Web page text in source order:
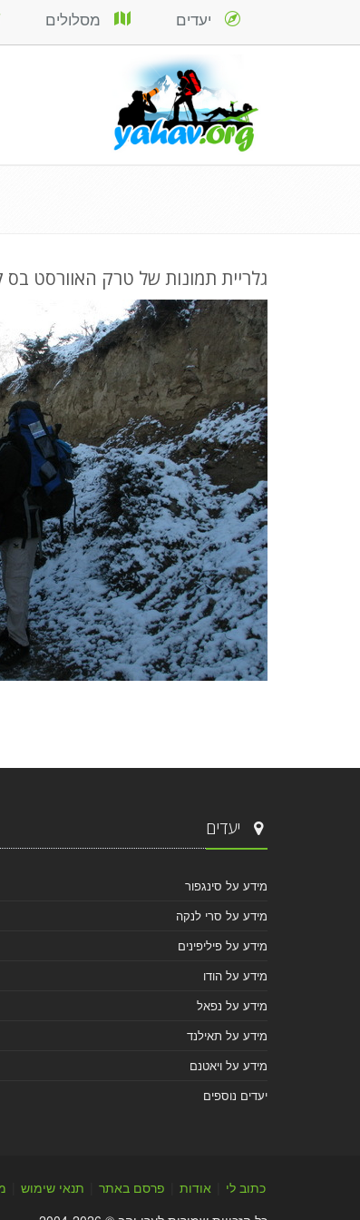
יעדים מסלולים
גלריית תמונות של טרק האוורסט
יעדים
מידע על סינגפור
מידע על סרי לנקה
מידע על פיליפינים
מידע על הודו
מידע על נפאל
מידע על תאילנד
מידע על ויאטנם
יעדים נוספים
כתוב לי אודות פרסם באתר תנאי שימוש